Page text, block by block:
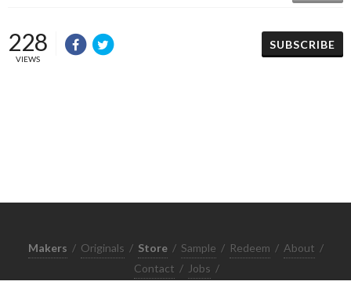
228
VIEWS
SUBSCRIBE
Makers / Originals / Store / Sample / Redeem / About /
Contact / Jobs /